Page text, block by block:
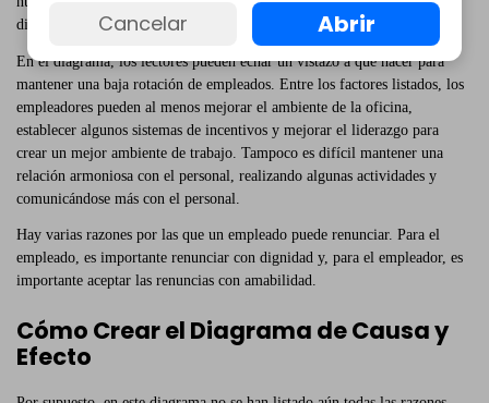
diferentes regiones.
En el diagrama, los lectores pueden echar un vistazo a qué hacer para
mantener una baja rotación de empleados. Entre los factores listados, los
empleadores pueden al menos mejorar el ambiente de la oficina,
establecer algunos sistemas de incentivos y mejorar el liderazgo para
crear un mejor ambiente de trabajo. Tampoco es difícil mantener una
relación armoniosa con el personal, realizando algunas actividades y
comunicándose más con el personal.
Hay varias razones por las que un empleado puede renunciar. Para el
empleado, es importante renunciar con dignidad y, para el empleador, es
importante aceptar las renuncias con amabilidad.
Cómo Crear el Diagrama de Causa y
Efecto
Cancelar Abrir